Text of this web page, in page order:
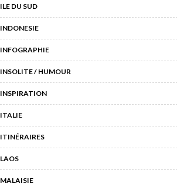
ILE DU SUD
INDONESIE
INFOGRAPHIE
INSOLITE / HUMOUR
INSPIRATION
ITALIE
ITINÉRAIRES
LAOS
MALAISIE